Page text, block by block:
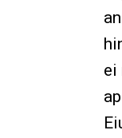
ei